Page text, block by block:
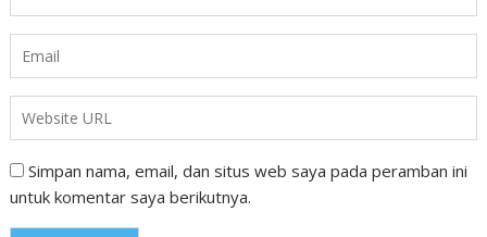
Simpan nama, email, dan situs web saya pada peramban ini
untuk komentar saya berikutnya.